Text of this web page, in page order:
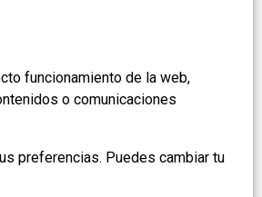
funcionamiento de la web,
o comunicaciones
preferencias. Puedes cambiar tu